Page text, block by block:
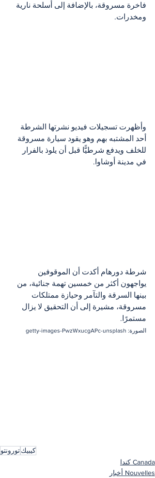
فاخرة مسروقة، بالإضافة إلى أسلحة نارية
ومخدرات.
وأظهرت تسجيلات فيديو نشرتها الشرطة
أحد المشتبه بهم وهو يقود سيارة مسروقة
للخلف ويدفع شرطيًّا قبل أن يلوذ بالفرار
في مدينة أوشاوا.
شرطة دورهام أكدت أن الموقوفين
يواجهون أكثر من خمسين تهمة جنائية، من
بينها السرقة والتآمر وحيازة ممتلكات
مسروقة، مشيرة إلى أن التحقيق لا يزال
مستمرًا.
الصورة: getty-images-PwzWxucgAPc-unsplash
كيبيكتورونتو
Canada كندا
Nouvelles أخبار